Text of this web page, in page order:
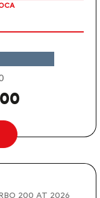
200 AT 2026